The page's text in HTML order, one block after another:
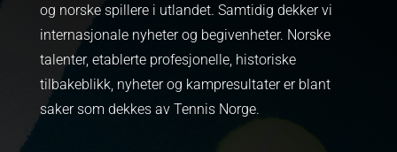
og norske spillere i utlandet. Samtidig dekker vi
internasjonale nyheter og begivenheter. Norske
talenter, etablerte profesjonelle, historiske
tilbakeblikk, nyheter og kampresultater er blant
saker som dekkes av Tennis Norge.